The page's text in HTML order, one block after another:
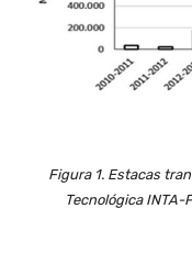
Figura 1. Estacas
Tecnológica INTA-